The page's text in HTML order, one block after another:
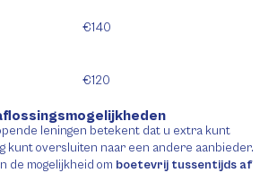
€140
€120
leningen betekent dat u extra kunt
kunt oversluiten naar een andere aanbieder.
de mogelijkheid om boetevrij tussentijds af